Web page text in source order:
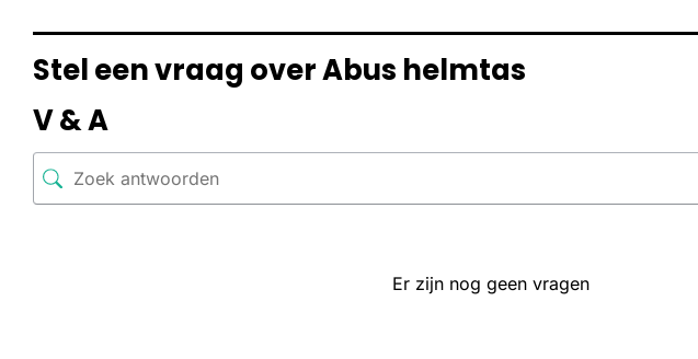
Stel een vraag over Abus helmtas
V & A
Er zijn nog geen vragen